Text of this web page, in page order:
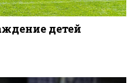
детей